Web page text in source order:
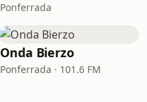
Ponferrada
Onda Bierzo
Ponferrada · 101.6 FM